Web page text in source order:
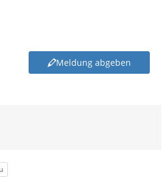
Meldung abgeben